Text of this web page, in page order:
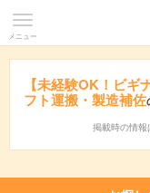
メニュー
【未経験OK！ビギ
フト運搬・製造補佐
掲載時の情報